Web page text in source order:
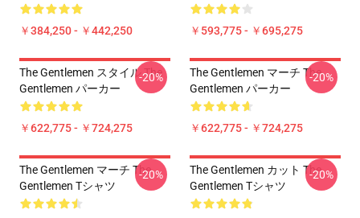
￥384,250 - ￥442,250 ￥593,775 - ￥695,275
The Gentlemen スタイル The
Gentlemen パーカー
￥622,775 - ￥724,275
-20%
The Gentlemen マーチ The
Gentlemen パーカー
￥622,775 - ￥724,275
-20%
The Gentlemen マーチ The
Gentlemen Tシャツ
-20%
The Gentlemen カット The
Gentlemen Tシャツ
-20%